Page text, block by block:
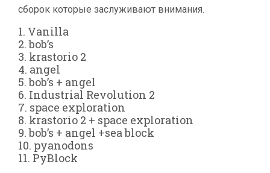
сборок которые заслуживают внимания.
1. Vanilla
2. bob’s
3. krastorio 2
4. angel
5. bob’s + angel
6. Industrial Revolution 2
7. space exploration
8. krastorio 2 + space exploration
9. bob’s + angel +sea block
10. pyanodons
11. PyBlock